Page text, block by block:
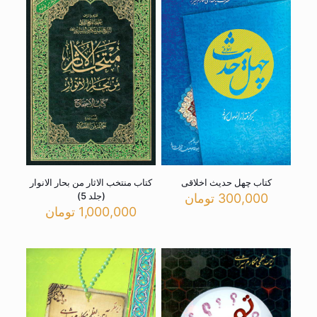
کتاب چهل حدیث اخلاقی
300,000 تومان
کتاب منتخب الاثار من بحار الانوار
(جلد 5)
1,000,000 تومان